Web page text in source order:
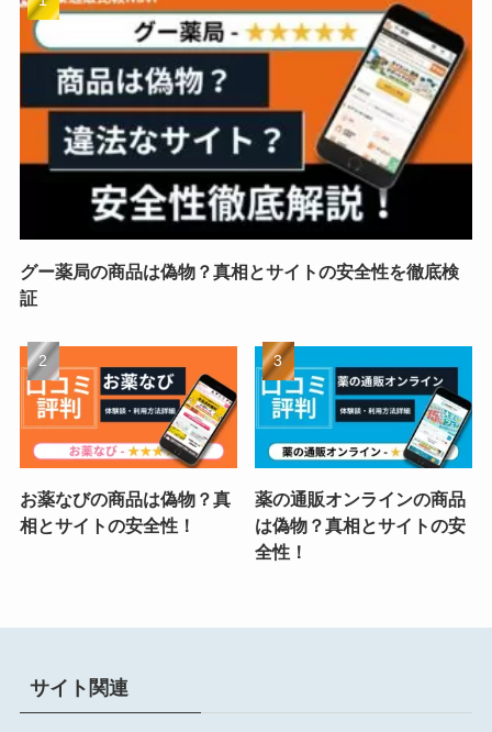
グー薬局の商品は偽物？真相とサイトの安全性を徹底検
証
お薬なびの商品は偽物？真
相とサイトの安全性！
薬の通販オンラインの商品
は偽物？真相とサイトの安
全性！
サイト関連